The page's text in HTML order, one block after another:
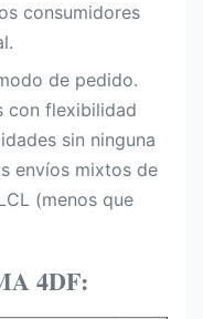
consumidores
de pedido.
con flexibilidad
sin ninguna
envíos mixtos de
(menos que
4DF: